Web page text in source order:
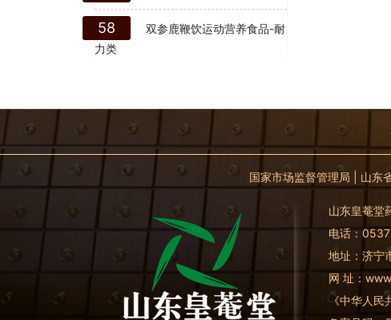
58
双参鹿鞭饮运动营养食品-耐
力类
国家市场监督管理局 山东
山东皇菴堂
电话：
地址：济宁
网 址：
《中华人